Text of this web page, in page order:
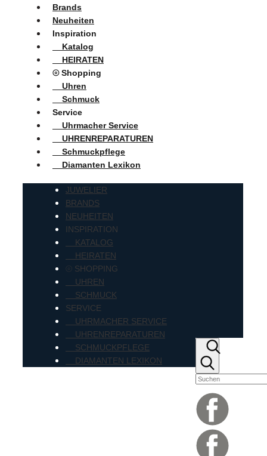
Brands
Neuheiten
Inspiration
Katalog
HEIRATEN
⦾ Shopping
Uhren
Schmuck
Service
Uhrmacher Service
UHRENREPARATUREN
Schmuckpflege
Diamanten Lexikon
JUWELIER
BRANDS
NEUHEITEN
INSPIRATION
KATALOG
HEIRATEN
⦾ SHOPPING
UHREN
SCHMUCK
SERVICE
UHRMACHER SERVICE
UHRENREPARATUREN
SCHMUCKPFLEGE
DIAMANTEN LEXIKON